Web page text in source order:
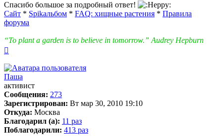
Спасибо большое за подробный ответ!
Сайт * Spikальбом * FAQ: хищные растения * Правила
форума
“To plant a garden is to believe in tomorrow.” Audrey Hepburn
началу
Паша
активист
Сообщения: 273
Зарегистрирован: Вт мар 30, 2010 19:10
Откуда: Москва
Благодарил (а): 11 раз
Поблагодарили: 413 раз